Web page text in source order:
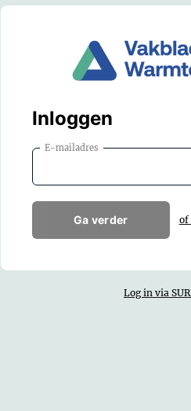
Inloggen
E-mailadres
Ga verder of
Log in via